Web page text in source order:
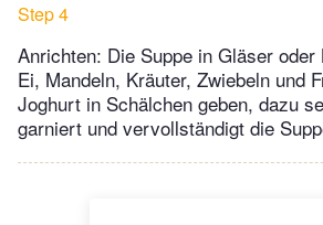
Step 4
Anrichten: Die Suppe in Gläser
Ei, Mandeln, Kräuter, Zwiebeln und
Joghurt in Schälchen geben, dazu
garniert und vervollständigt die